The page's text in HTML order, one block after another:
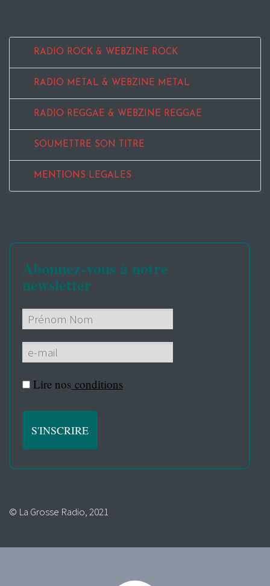
RADIO ROCK & WEBZINE ROCK
RADIO METAL & WEBZINE METAL
RADIO REGGAE & WEBZINE REGGAE
SOUMETTRE SON TITRE
MENTIONS LEGALES
Abonnez-vous à notre
newsletter
Lire nos conditions
© La Grosse Radio, 2021